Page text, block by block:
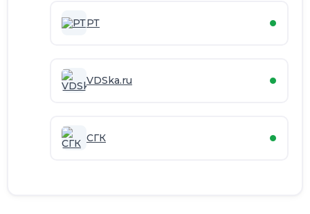
РТ
VDSka.ru
СГК